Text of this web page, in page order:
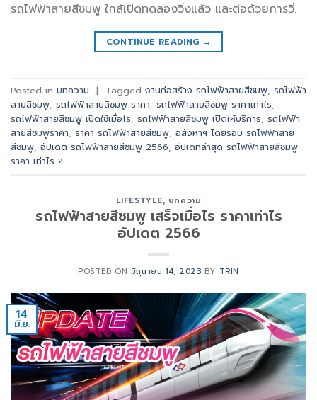
รถไฟฟ้าสายสีชมพู ใกล้เปิดทดลองวิ่งแล้ว และต่อด้วยการวิ่.
CONTINUE READING →
Posted in บทความ | Tagged งานก่อสร้าง รถไฟฟ้าสายสีชมพู, รถไฟฟ้า
สายสีชมพู, รถไฟฟ้าสายสีชมพู ราคา, รถไฟฟ้าสายสีชมพู ราคาเท่าไร,
รถไฟฟ้าสายสีชมพู เปิดใช้เมื่อไร, รถไฟฟ้าสายสีชมพู เปิดให้บริการ, รถไฟฟ้า
สายสีชมพูราคา, ราคา รถไฟฟ้าสายสีชมพู, อสังหาฯ โดยรอบ รถไฟฟ้าสาย
สีชมพู, อัปเดต รถไฟฟ้าสายสีชมพู 2566, อัปเดทล่าสุด รถไฟฟ้าสายสีชมพู
ราคา เท่าไร ?
LIFESTYLE, บทความ
รถไฟฟ้าสายสีชมพู เสร็จเมื่อไร ราคาเท่าไร
อัปเดต 2566
POSTED ON มิถุนายน 14, 2023 BY TRIN
14
มิ.ย.